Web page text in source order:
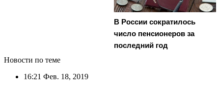
В России сократилось
число пенсионеров за
последний год
Новости по теме
16:21 Фев. 18, 2019